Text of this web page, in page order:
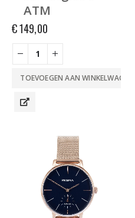
ATM
€149,00
TOEVOEGEN AAN WINKELWAGEN